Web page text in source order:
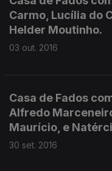
Carmo, Lucília do
Helder Moutinho.
03 out. 2016
Casa de Fados
Alfredo
Maurício, e
30 set. 2016